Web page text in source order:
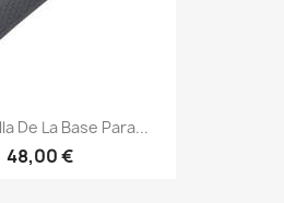
De La Base Para...
48,00 €